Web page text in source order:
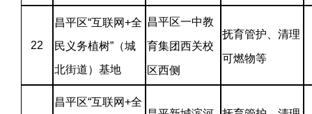
22
昌平区“互联网+全
民义务植树”（城
北街道）基地
昌平区一中教
育集团西关校
区西侧
抚育管护、清理
可燃物等
昌平区“互联网+全